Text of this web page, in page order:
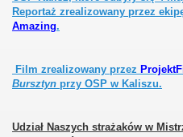
Reportaż zrealizowany przez
Amazing.
Film zrealizowany przez
Bursztyn przy OSP w Kaliszu.
Udział Naszych strażaków w